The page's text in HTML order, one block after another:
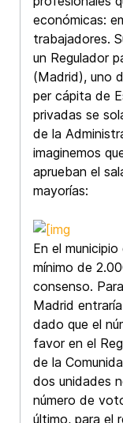
económicas:
trabajadores.
un Regulador
(Madrid), uno
per cápita de
privadas se
de la
imaginemos
aprueban el
mayorías:
En el
mínimo de
consenso.
Madrid
dado que el
favor en el
de la
dos unidades
número de
último, para el